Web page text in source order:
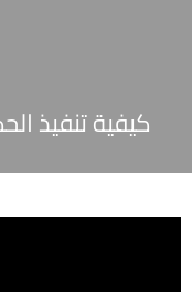
كيفية تنفيذ